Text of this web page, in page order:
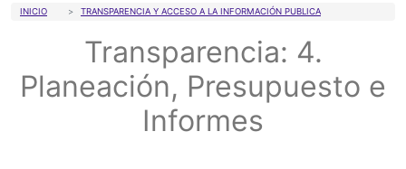
Sobrescribir enlaces de ayuda a la
INICIO TRANSPARENCIA Y ACCESO A LA INFORMACIÓN PUBLICA
Transparencia: 4.
Planeación, Presupuesto e
Informes